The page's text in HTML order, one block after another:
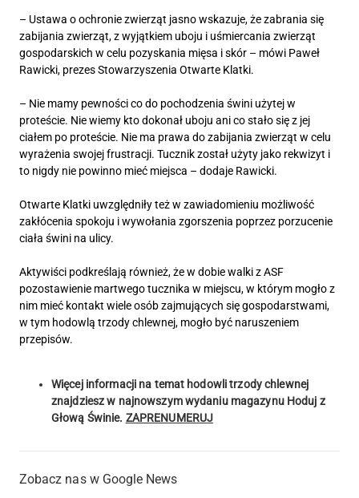
– Ustawa o ochronie zwierząt jasno wskazuje, że zabrania się
zabijania zwierząt, z wyjątkiem uboju i uśmiercania zwierząt
gospodarskich w celu pozyskania mięsa i skór – mówi Paweł
Rawicki, prezes Stowarzyszenia Otwarte Klatki.
– Nie mamy pewności co do pochodzenia świni użytej w
proteście. Nie wiemy kto dokonał uboju ani co stało się z jej
ciałem po proteście. Nie ma prawa do zabijania zwierząt w celu
wyrażenia swojej frustracji. Tucznik został użyty jako rekwizyt i
to nigdy nie powinno mieć miejsca – dodaje Rawicki.
Otwarte Klatki uwzględniły też w zawiadomieniu możliwość
zakłócenia spokoju i wywołania zgorszenia poprzez porzucenie
ciała świni na ulicy.
Aktywiści podkreślają również, że w dobie walki z ASF
pozostawienie martwego tucznika w miejscu, w którym mogło z
nim mieć kontakt wiele osób zajmujących się gospodarstwami,
w tym hodowlą trzody chlewnej, mogło być naruszeniem
przepisów.
Więcej informacji na temat hodowli trzody chlewnej
znajdziesz w najnowszym wydaniu magazynu Hoduj z
Głową Świnie. ZAPRENUMERUJ
Zobacz nas w Google News